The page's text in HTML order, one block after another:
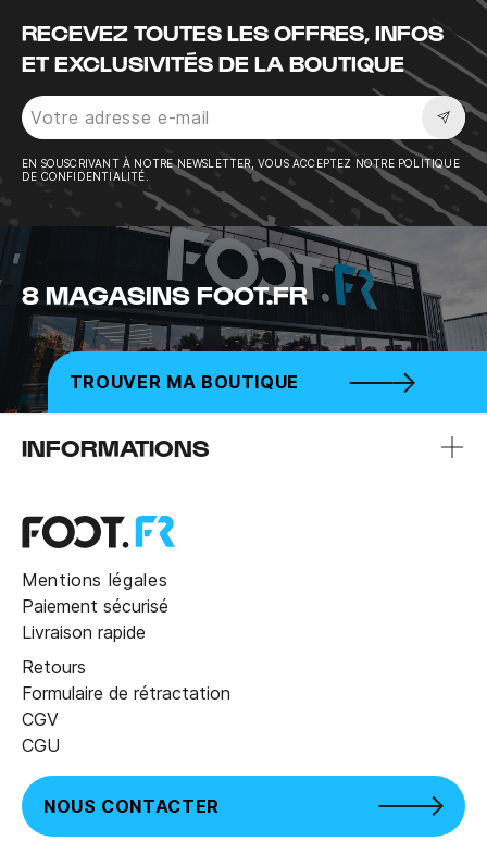
RECEVEZ TOUTES LES OFFRES, INFOS
ET EXCLUSIVITÉS DE LA BOUTIQUE
EN SOUSCRIVANT À NOTRE NEWSLETTER, VOUS ACCEPTEZ NOTRE POLITIQUE
DE CONFIDENTIALITÉ.
8 MAGASINS FOOT.FR
TROUVER MA BOUTIQUE
INFORMATIONS
Mentions légales
Paiement sécurisé
Livraison rapide
Retours
Formulaire de rétractation
CGV
CGU
NOUS CONTACTER